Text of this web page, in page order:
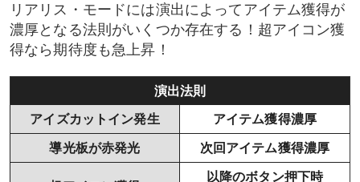
リアリス・モードには演出によってアイテム獲得が
濃厚となる法則がいくつか存在する！超アイコン獲
得なら期待度も急上昇！
演出法則
アイズカットイン発生 アイテム獲得濃厚
導光板が赤発光 次回アイテム獲得濃厚
以降のボタン押下時